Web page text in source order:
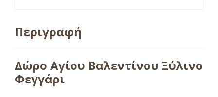
Περιγραφή
Δώρο Αγίου Βαλεντίνου Ξύλινο
Φεγγάρι